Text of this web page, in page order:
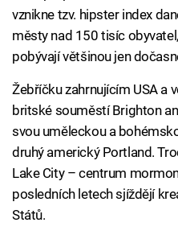
vznikne tzv. hipster index
městy nad 150 tisíc
pobývají většinou jen
Žebříčku zahrnujícím USA a
britské souměstí Brighton
svou uměleckou a
druhý americký Portland.
Lake City – centrum
posledních letech sjíždějí
Států.